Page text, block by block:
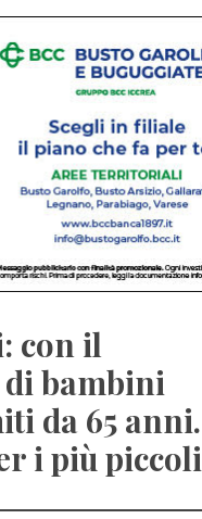
con il
di bambini
da 65 anni.
i più piccoli